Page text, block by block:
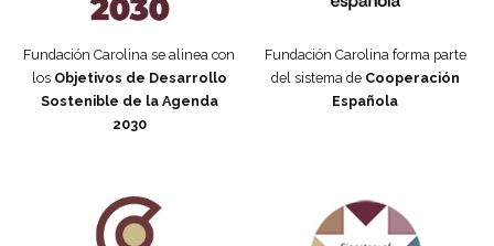
Fundación Carolina se alinea con
los Objetivos de Desarrollo
Sostenible de la Agenda
2030
Fundación Carolina forma parte
del sistema de Cooperación
Española